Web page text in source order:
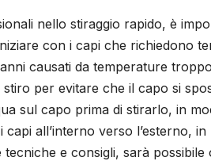
nello stiraggio rapido, è
con i capi che richiedono
causati da temperature
per evitare che il capo si
sul capo prima di stirarlo, in
all’interno verso l’esterno,
tecniche e consigli, sarà